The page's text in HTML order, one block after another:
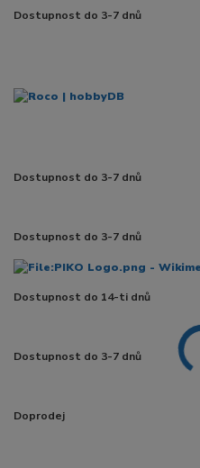
Dostupnost do 3-7 dnů
Dostupnost do 3-7 dnů
Dostupnost do 3-7 dnů
Dostupnost do 14-ti dnů
Dostupnost do 3-7 dnů
Doprodej